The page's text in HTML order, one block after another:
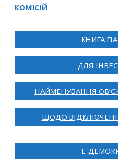
КОМІСІЙ
КНИГА
ДЛЯ
НАЙМЕНУВАННЯ
ЩОДО
Е-